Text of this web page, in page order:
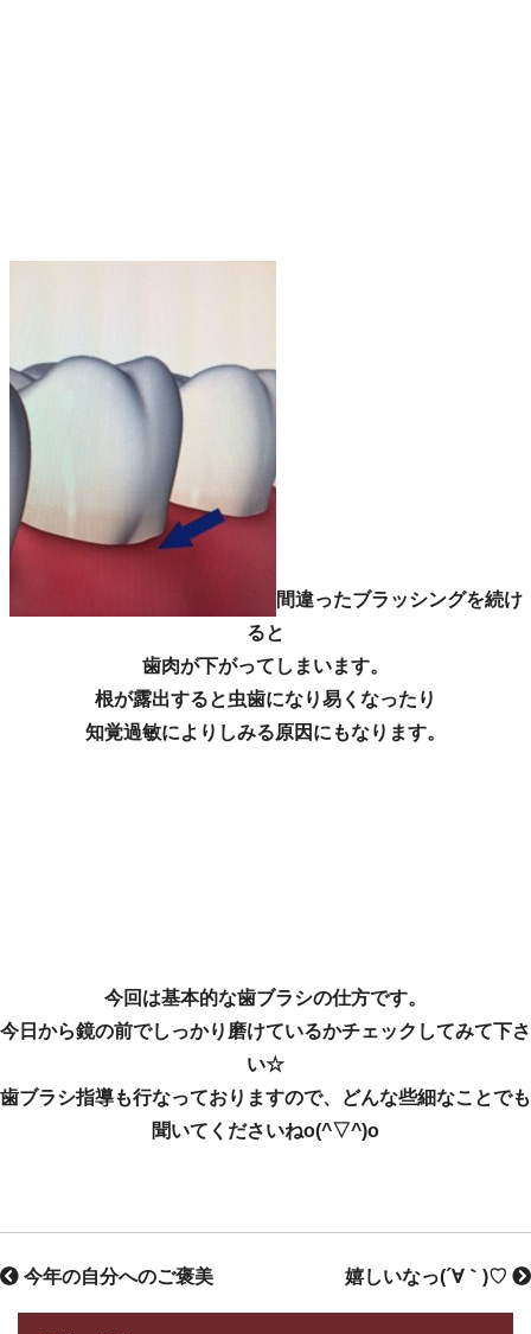
間違ったブラッシングを続け
ると
歯肉が下がってしまいます。
根が露出すると虫歯になり易くなったり
知覚過敏によりしみる原因にもなります。
今回は基本的な歯ブラシの仕方です。
今日から鏡の前でしっかり磨けているかチェックしてみて下さ
い☆
歯ブラシ指導も行なっておりますので、どんな些細なことでも
聞いてくださいねo(^▽^)o
嬉しいなっ(´∀｀)♡
今年の自分へのご褒美